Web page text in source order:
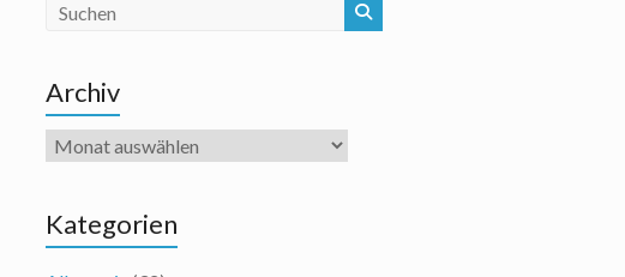
Archiv
Archiv
Kategorien